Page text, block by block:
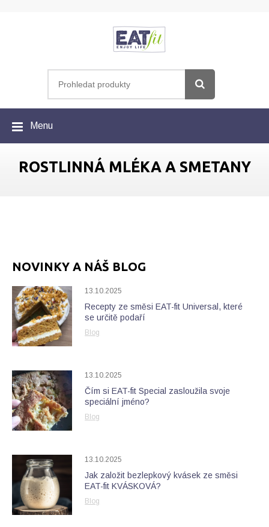
Menu
ROSTLINNÁ MLÉKA A SMETANY
NOVINKY A NÁŠ BLOG
13.10.2025
Recepty ze směsi EAT-fit Universal, které
se určitě podaří
Blog
13.10.2025
Čím si EAT-fit Special zasloužila svoje
speciální jméno?
Blog
13.10.2025
Jak založit bezlepkový kvásek ze směsi
EAT-fit KVÁSKOVÁ?
Blog